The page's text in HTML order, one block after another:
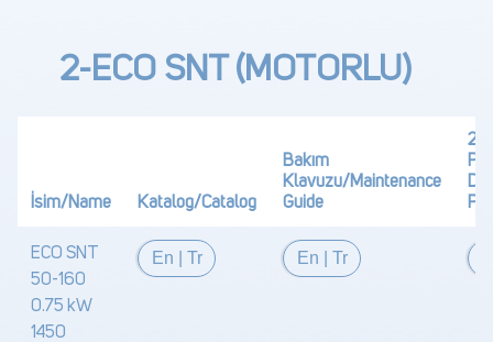
2-ECO SNT (MOTORLU)
İsim/Name Katalog/Catalog
Bakım
Klavuzu/Maintenance
Guide
2D
ECO SNT
50-160
0.75 kW
1450
En Tr En Tr